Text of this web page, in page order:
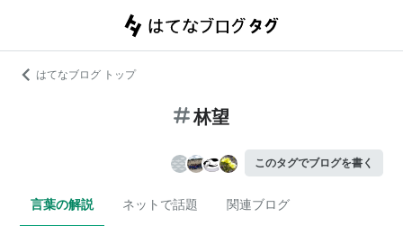
はてなブログ トップ
林望
このタグでブログを書く
言葉の解説 ネットで話題 関連ブログ